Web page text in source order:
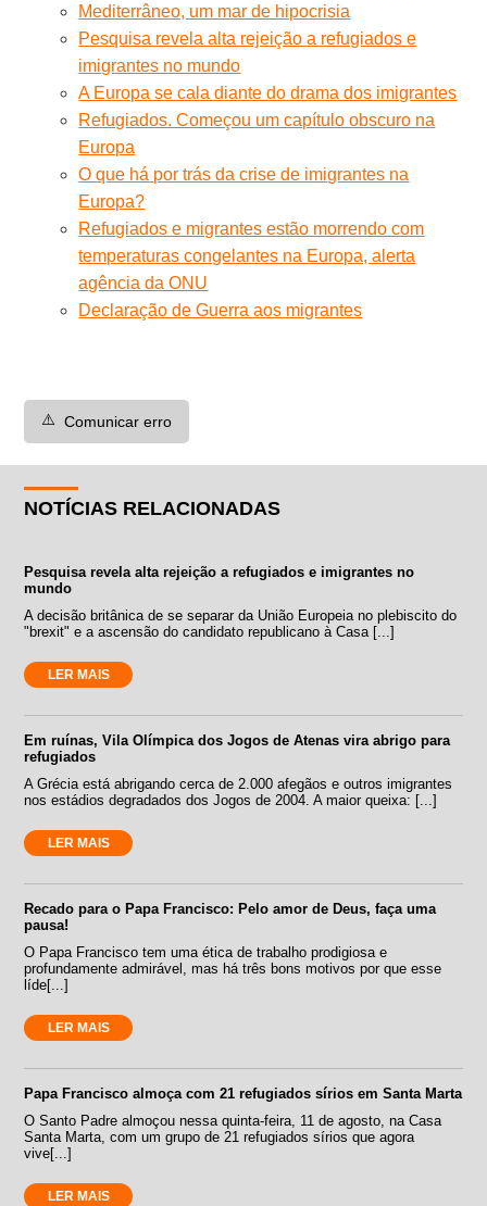
Mediterrâneo, um mar de hipocrisia
Pesquisa revela alta rejeição a refugiados e
imigrantes no mundo
A Europa se cala diante do drama dos imigrantes
Refugiados. Começou um capítulo obscuro na
Europa
O que há por trás da crise de imigrantes na
Europa?
Refugiados e migrantes estão morrendo com
temperaturas congelantes na Europa, alerta
agência da ONU
Declaração de Guerra aos migrantes
⚠️ Comunicar erro
NOTÍCIAS RELACIONADAS
Pesquisa revela alta rejeição a refugiados e imigrantes no
mundo
A decisão britânica de se separar da União Europeia no plebiscito do
"brexit" e a ascensão do candidato republicano à Casa [...]
LER MAIS
Em ruínas, Vila Olímpica dos Jogos de Atenas vira abrigo para
refugiados
A Grécia está abrigando cerca de 2.000 afegãos e outros imigrantes
nos estádios degradados dos Jogos de 2004. A maior queixa: [...]
LER MAIS
Recado para o Papa Francisco: Pelo amor de Deus, faça uma
pausa!
O Papa Francisco tem uma ética de trabalho prodigiosa e
profundamente admirável, mas há três bons motivos por que esse
líde[...]
LER MAIS
Papa Francisco almoça com 21 refugiados sírios em Santa Marta
O Santo Padre almoçou nessa quinta-feira, 11 de agosto, na Casa
Santa Marta, com um grupo de 21 refugiados sírios que agora
vive[...]
LER MAIS